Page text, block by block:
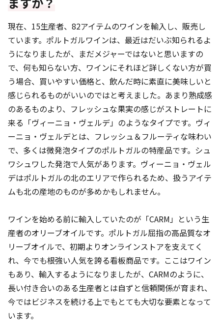
現在、15生産者、82アイテムのワインを輸入し、販売し
ています。ポルトガルワインは、最近はだいぶ知られるよ
うになりましたが、まだメジャーではないと思いますの
で、何も知らない方、ワインにそれほど詳しくない方が買
う場合、買いやすい価格と、飲んだ時に素直に美味しいと
感じられるものがいいのではと考えました。あまり熟成感
のあるものより、フレッシュな果実の感じがストレートに
来る「ヴィーニョ・ヴェルデ」のようなタイプです。ヴィ
ーニョ・ヴェルデとは、フレッシュ＆フルーティな味わい
で、多くは微発泡タイプのポルトガルの特産品です。シュ
ワシュワした発泡で人気があります。ヴィーニョ・ヴェル
デはポルトガルの北のエリアで作られるため、扱うアイテ
ムも北の産地のものが多めかもしれません。
ワインを始める前に輸入していたのが「CARM」という生
産者のオリーブオイルです。ポルトガル屈指の高品質なオ
リーブオイルで、初期よりオンラインストアを支えてく
れ、今でも根強い人気を誇る看板商品です。ここはワイン
もあり、輸入するようになりましたが、CARMのように、
長い付き合いのある生産者とは自ずと信頼関係が育まれ、
今ではビジネスを続ける上でもとても大切な要素となって
います。